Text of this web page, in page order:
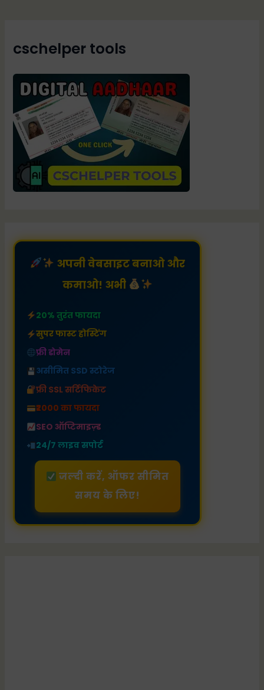
cschelper tools
अपनी वेबसाइट बनाओ और
कमाओ! अभी
20% तुरंत फायदा
सुपर फास्ट होस्टिंग
फ्री डोमेन
असीमित SSD स्टोरेज
फ्री SSL सर्टिफिकेट
₹2000 का फायदा
SEO ऑप्टिमाइज़्ड
24/7 लाइव सपोर्ट
जल्दी करें, ऑफर सीमित
समय के लिए!